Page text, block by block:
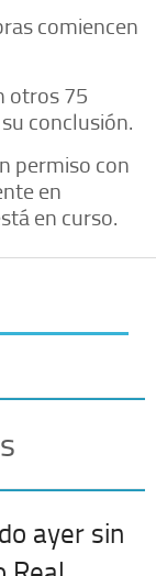
comiencen
otros 75
conclusión.
permiso con
en
en curso.
ayer sin